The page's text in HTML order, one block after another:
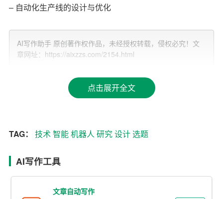
– 自动化生产线的设计与优化
– 机器视觉在自动化检测中的应用
– 基于PLC的智能控制系统设计与实践
– 无线传感网络在智能制造中的应用
– 机器视觉在物体检测技术中的应用
4. 驱动与执行技术：
AI写作助手 原创著作权作品，未经授权转载，侵权必究！文
章网址：https://aixzzs.com/2154.html
点击展开全文
TAG： 技术智能机器人 研究设计选题
AI写作工具
文章自动写作